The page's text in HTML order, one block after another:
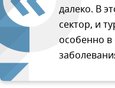
далеко. В
сектор, и
особенно в